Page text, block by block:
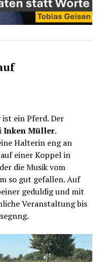
ist ein Pferd. Der
Inken Müller.
Halterin eng an
einer Koppel in
die Musik vom
so gut gefallen. Auf
geduldig und mit
Veranstaltung bis